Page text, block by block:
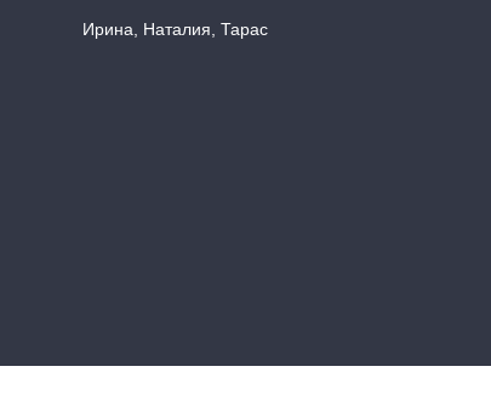
Ирина, Наталия, Тарас